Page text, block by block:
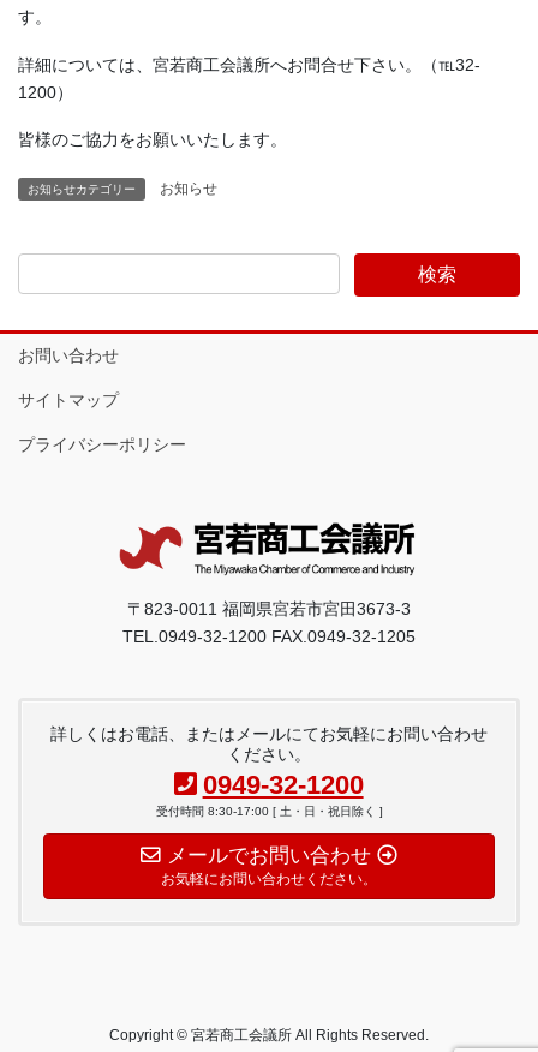
す。
詳細については、宮若商工会議所へお問合せ下さい。（℡32-
1200）
皆様のご協力をお願いいたします。
お知らせカテゴリー お知らせ
お問い合わせ
サイトマップ
プライバシーポリシー
〒823-0011 福岡県宮若市宮田3673-3
TEL.0949-32-1200 FAX.0949-32-1205
詳しくはお電話、またはメールにてお気軽にお問い合わせ
ください。
0949-32-1200
受付時間 8:30-17:00 [ 土・日・祝日除く ]
メールでお問い合わせ
お気軽にお問い合わせください。
Copyright © 宮若商工会議所 All Rights Reserved.